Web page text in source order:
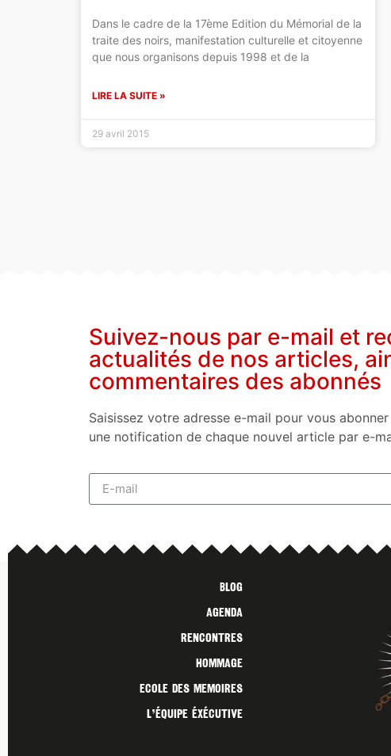
Dans le cadre de la 17ème Edition du Mémorial de la
traite des noirs, manifestation culturelle et citoyenne
que nous organisons depuis 1998 et de la
LIRE LA SUITE »
29 avril 2015
Suivez-nous par e-mail et
actualités de nos articles,
commentaires des abonnés
Saisissez votre adresse e-mail pour vous
une notification de chaque nouvel article par e-
Blog
Agenda
Rencontres
Hommage
Ecole des Memoires
L’ÉQUIPE ÉXÉCUTIVE